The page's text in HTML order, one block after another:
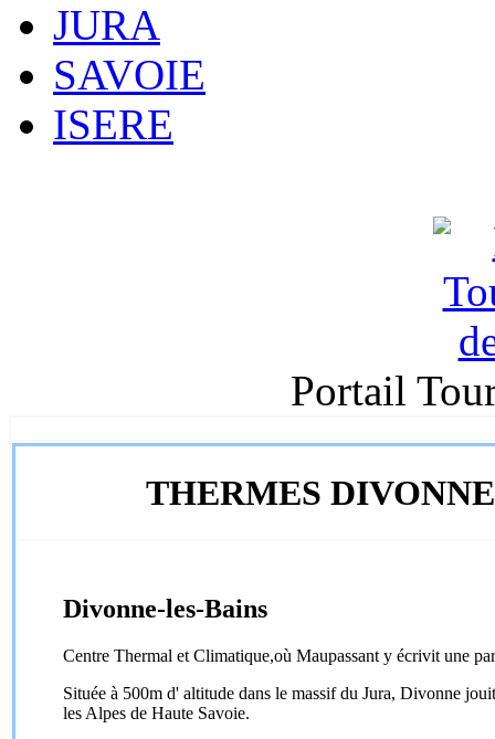
JURA
SAVOIE
ISERE
Portail
THERMES
Divonne-les-Bains
Centre Thermal et Climatique,où Maupassant y écrivit une
Située à 500m d' altitude dans le massif du Jura, Divonne
les Alpes de Haute Savoie.